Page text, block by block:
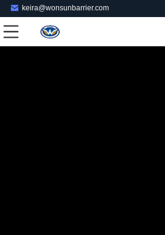
keira@wonsunbarrier.com